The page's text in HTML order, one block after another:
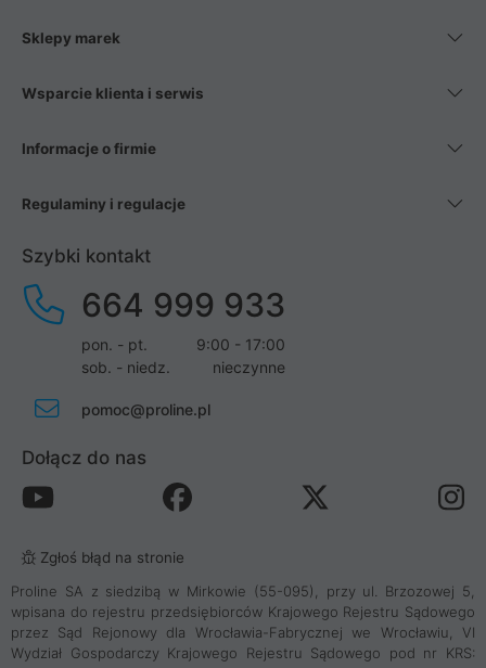
Sklepy marek
Wsparcie klienta i serwis
Informacje o firmie
Regulaminy i regulacje
Szybki kontakt
664 999 933
pon. - pt.
9:00 - 17:00
sob. - niedz.
nieczynne
pomoc@proline.pl
Dołącz do nas
Zgłoś błąd na stronie
Proline SA z siedzibą w Mirkowie (55-095), przy ul. Brzozowej 5,
wpisana do rejestru przedsiębiorców Krajowego Rejestru Sądowego
przez Sąd Rejonowy dla Wrocławia-Fabrycznej we Wrocławiu, VI
Wydział Gospodarczy Krajowego Rejestru Sądowego pod nr KRS: